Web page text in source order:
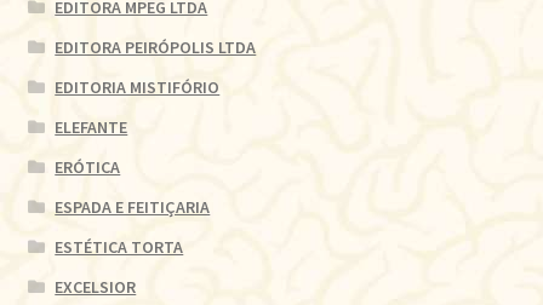
EDITORA MPEG LTDA
EDITORA PEIRÓPOLIS LTDA
EDITORIA MISTIFÓRIO
ELEFANTE
ERÓTICA
ESPADA E FEITIÇARIA
ESTÉTICA TORTA
EXCELSIOR